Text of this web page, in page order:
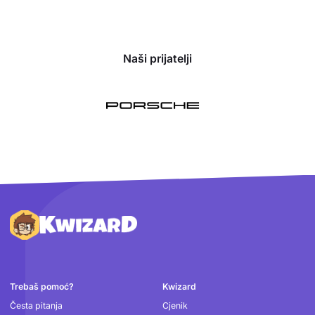
Naši prijatelji
Podnožje
Trebaš pomoć?
Česta pitanja
Kwizard
Cjenik